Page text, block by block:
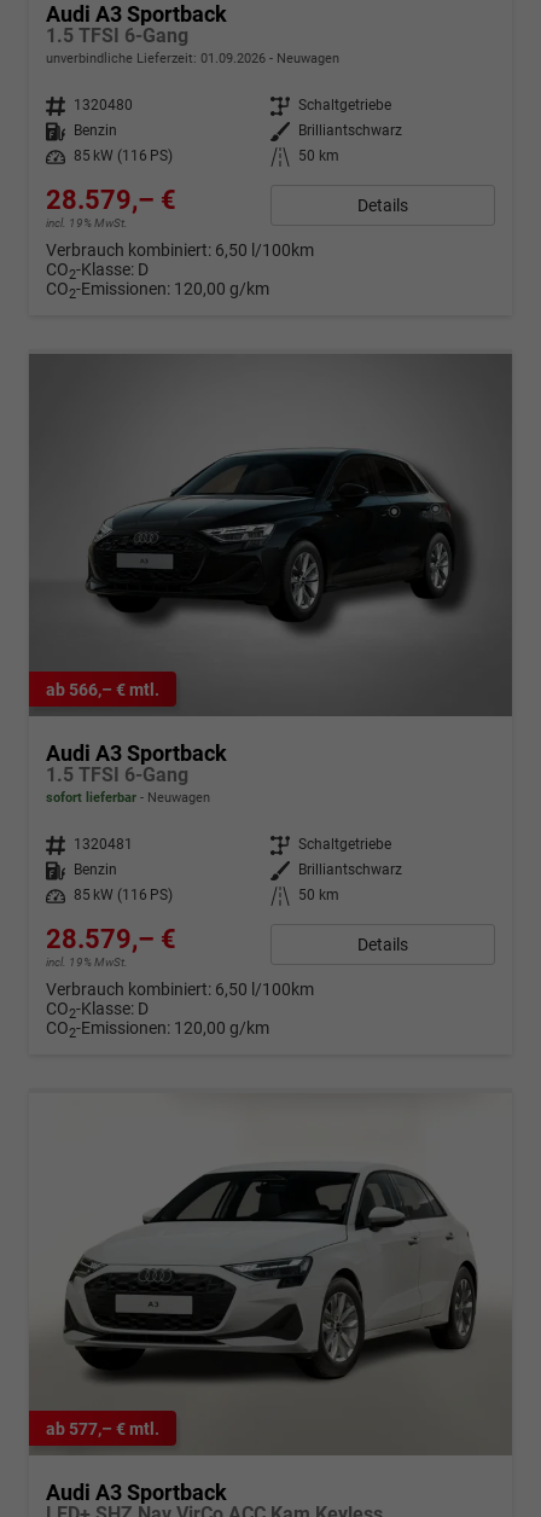
Audi A3 Sportback
1.5 TFSI 6-Gang
unverbindliche Lieferzeit: 01.09.2026 Neuwagen
Fahrzeugnr. 1320480 Getriebe Schaltgetriebe
Kraftstoff
Benzin Außenfarbe
Brilliantschwarz
Leistung
85 kW (116 PS) Kilometerstand 50 km
28.579,– €
incl. 19% MwSt.
Details
Verbrauch kombiniert: 6,50 l/100km
CO2-Klasse: D
CO2-Emissionen: 120,00 g/km
ab 566,– € mtl.
Audi A3 Sportback
1.5 TFSI 6-Gang
sofort lieferbar Neuwagen
Fahrzeugnr. 1320481 Getriebe Schaltgetriebe
Kraftstoff
Benzin Außenfarbe
Brilliantschwarz
Leistung
85 kW (116 PS) Kilometerstand 50 km
28.579,– €
incl. 19% MwSt.
Details
Verbrauch kombiniert: 6,50 l/100km
CO2-Klasse: D
CO2-Emissionen: 120,00 g/km
ab 577,– € mtl.
Audi A3 Sportback